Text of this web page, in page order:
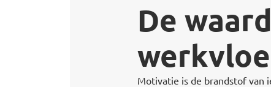
De
Motivatie is de brandstof van